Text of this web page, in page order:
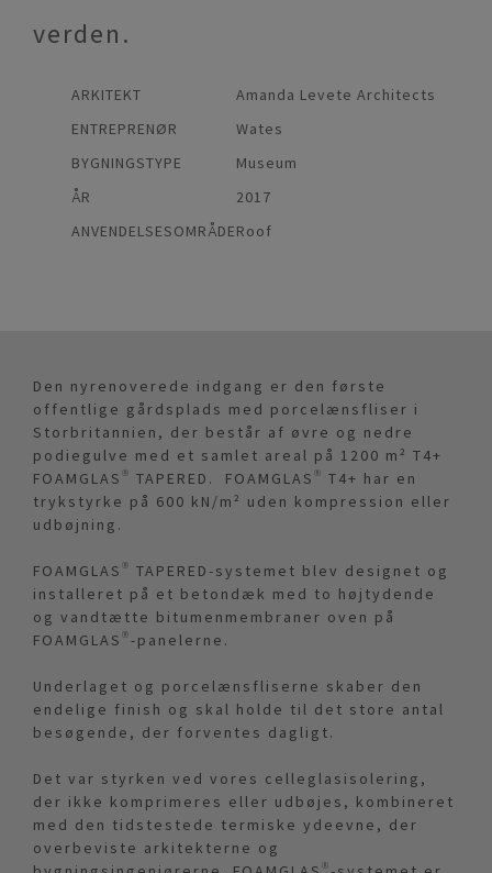
verden.
ARKITEKT
Amanda Levete Architects
ENTREPRENØR
Wates
BYGNINGSTYPE
Museum
ÅR
2017
ANVENDELSESOMRÅDERoof
Den nyrenoverede indgang er den første
offentlige gårdsplads med porcelænsfliser i
Storbritannien, der består af øvre og nedre
podiegulve med et samlet areal på 1200 m² T4+
FOAMGLAS® TAPERED. FOAMGLAS® T4+ har en
trykstyrke på 600 kN/m² uden kompression eller
udbøjning.
FOAMGLAS® TAPERED-systemet blev designet og
installeret på et betondæk med to højtydende
og vandtætte bitumenmembraner oven på
FOAMGLAS®-panelerne.
Underlaget og porcelænsfliserne skaber den
endelige finish og skal holde til det store antal
besøgende, der forventes dagligt.
Det var styrken ved vores celleglasisolering,
der ikke komprimeres eller udbøjes, kombineret
med den tidstestede termiske ydeevne, der
overbeviste arkitekterne og